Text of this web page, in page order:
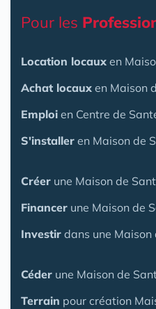
Pour les
Location locaux en
Achat locaux en Maison
Emploi en Centre de
S'installer en Maison de
Créer une Maison de
Financer une Maison de
Investir dans une Maison
Céder une Maison de
Terrain pour création